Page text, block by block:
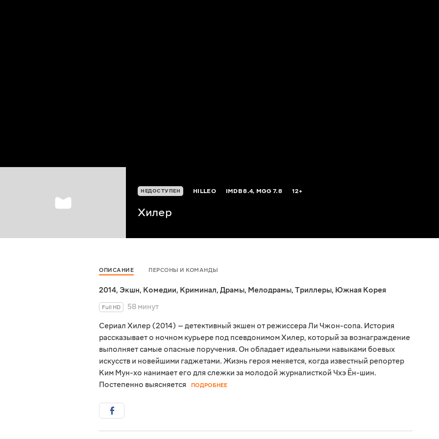
НЕДОСТУПЕН HILLEO IMDB8.4, MGG7.8 12+
Хилер
ОПИСАНИЕ ПЕРСОНЫ И КОМАНДЫ
2014, Экшн, Комедии, Криминал, Драмы, Мелодрамы, Триллеры, Южная Корея
Full HD
58 минут
Сериал Хилер (2014) — детективный экшен от режиссера Ли Чжон-сопа. История
рассказывает о ночном курьере под псевдонимом Хилер, который за вознаграждение
выполняет самые опасные поручения. Он обладает идеальными навыками боевых
искусств и новейшими гаджетами. Жизнь героя меняется, когда известный репортер
Ким Мун-хо нанимает его для слежки за молодой журналисткой Чхэ Ён-шин.
Постепенно выясняется
ПОДРОБНЕЕ